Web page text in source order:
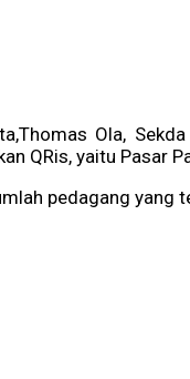
Ola,
QRis, yaitu Pasar
pedagang